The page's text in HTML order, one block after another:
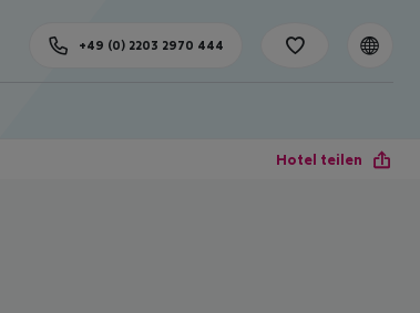
+49 (0) 2203 2970 444
Hotel teilen